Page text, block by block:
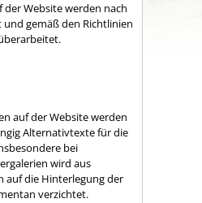
der Website werden nach
gemäß den Richtlinien
auf der Website werden
Alternativtexte für die
bei
wird aus
auf die Hinterlegung der
verzichtet.